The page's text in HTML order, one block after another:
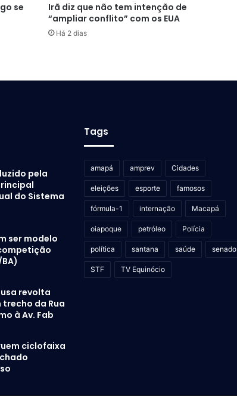
se
Irã diz que não tem intenção de
“ampliar conflito” com os EUA
Há 2 dias
pela
do Sistema
ser modelo
revolta
da Rua
à Av. Fab
ciclofaixa
Tags
amapá amprev Cidades
eleições esporte famosos
fórmula-1 internação Macapá
oiapoque petróleo Polícia
política santana saúde senado
STF TV Equinócio